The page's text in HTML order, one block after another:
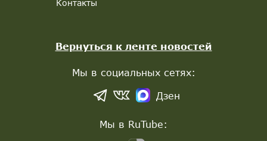
Контакты
Вернуться к ленте новостей
Мы в социальных сетях:
Дзен
Мы в RuTube: